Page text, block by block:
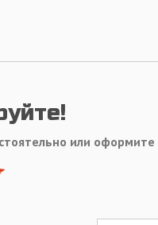
или оформите